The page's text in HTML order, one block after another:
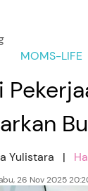
MOMS-LIFE
Yulistara |
26 Nov 2025